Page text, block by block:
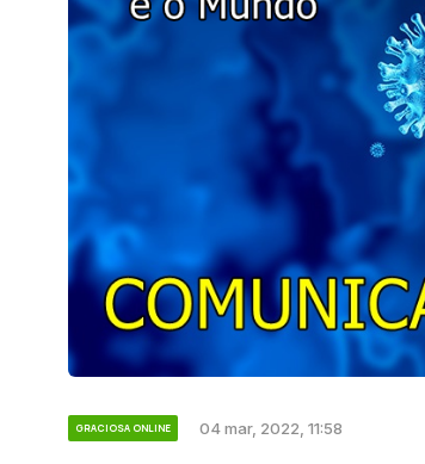
GRACIOSA ONLINE 04 mar, 2022, 11:58